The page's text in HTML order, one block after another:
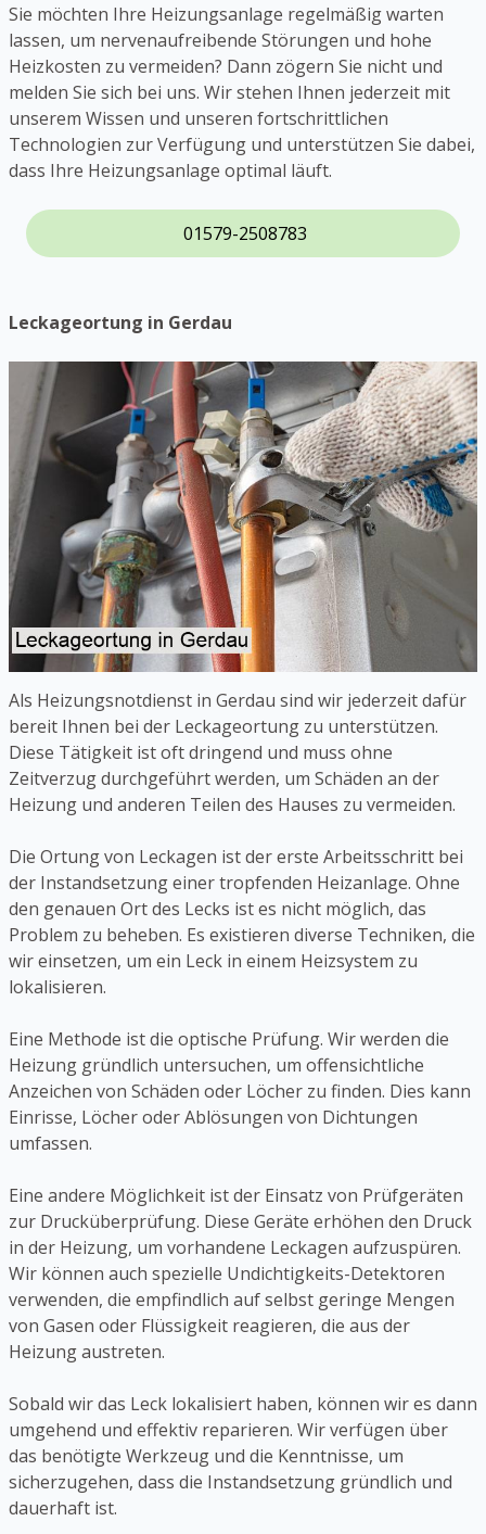
Sie möchten Ihre Heizungsanlage regelmäßig warten
lassen, um nervenaufreibende Störungen und hohe
Heizkosten zu vermeiden? Dann zögern Sie nicht und
melden Sie sich bei uns. Wir stehen Ihnen jederzeit mit
unserem Wissen und unseren fortschrittlichen
Technologien zur Verfügung und unterstützen Sie dabei,
dass Ihre Heizungsanlage optimal läuft.
01579-2508783
Leckageortung in Gerdau
Als Heizungsnotdienst in Gerdau sind wir jederzeit dafür
bereit Ihnen bei der Leckageortung zu unterstützen.
Diese Tätigkeit ist oft dringend und muss ohne
Zeitverzug durchgeführt werden, um Schäden an der
Heizung und anderen Teilen des Hauses zu vermeiden.
Die Ortung von Leckagen ist der erste Arbeitsschritt bei
der Instandsetzung einer tropfenden Heizanlage. Ohne
den genauen Ort des Lecks ist es nicht möglich, das
Problem zu beheben. Es existieren diverse Techniken, die
wir einsetzen, um ein Leck in einem Heizsystem zu
lokalisieren.
Eine Methode ist die optische Prüfung. Wir werden die
Heizung gründlich untersuchen, um offensichtliche
Anzeichen von Schäden oder Löcher zu finden. Dies kann
Einrisse, Löcher oder Ablösungen von Dichtungen
umfassen.
Eine andere Möglichkeit ist der Einsatz von Prüfgeräten
zur Drucküberprüfung. Diese Geräte erhöhen den Druck
in der Heizung, um vorhandene Leckagen aufzuspüren.
Wir können auch spezielle Undichtigkeits-Detektoren
verwenden, die empfindlich auf selbst geringe Mengen
von Gasen oder Flüssigkeit reagieren, die aus der
Heizung austreten.
Sobald wir das Leck lokalisiert haben, können wir es dann
umgehend und effektiv reparieren. Wir verfügen über
das benötigte Werkzeug und die Kenntnisse, um
sicherzugehen, dass die Instandsetzung gründlich und
dauerhaft ist.